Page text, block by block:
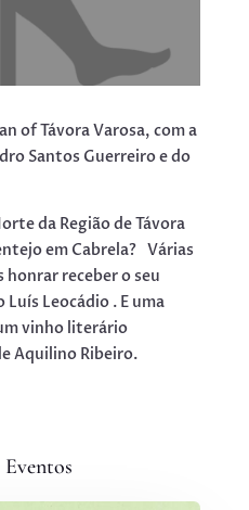
of Távora Varosa, com a
Santos Guerreiro e do
da Região de Távora
em Cabrela? Várias
honrar receber o seu
Leocádio . E uma
vinho literário
Aquilino Ribeiro.